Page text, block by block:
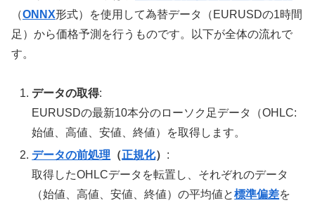
（ONNX形式）を使用して為替データ（EURUSDの1時間
足）から価格予測を行うものです。以下が全体の流れで
す。
データの取得:
EURUSDの最新10本分のローソク足データ（OHLC:
始値、高値、安値、終値）を取得します。
データの前処理 （正規化） :
取得したOHLCデータを転置し、それぞれのデータ
（始値、高値、安値、終値）の平均値と標準偏差を